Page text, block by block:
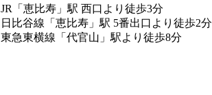
JR「恵比寿」駅 西口より徒歩3分
日比谷線「恵比寿」駅 5番出口より徒歩2分
東急東横線「代官山」駅より徒歩8分